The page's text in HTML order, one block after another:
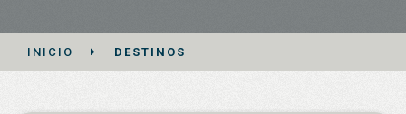
INICIO DESTINOS